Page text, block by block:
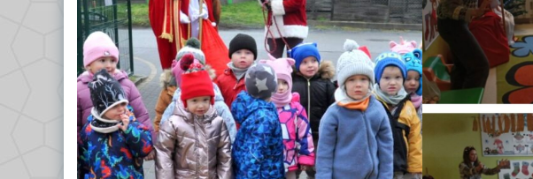
Dokumenty/Procedury
Religia
Logopeda
Pedagog
GRUPA VII – TROPICIELE
GRUPA VIII – PSZCZÓŁKI